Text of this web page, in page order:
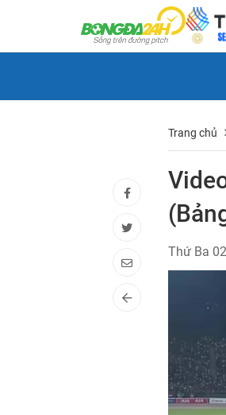
Trang chủ
Thứ Ba